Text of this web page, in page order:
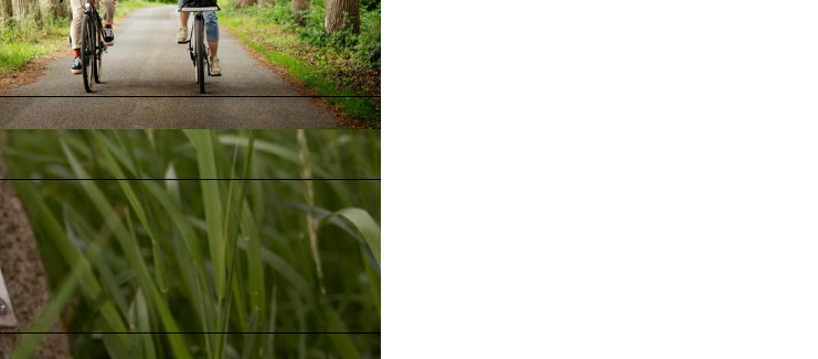
Land mbH, Christoph Steinweg | CC-BY-SA